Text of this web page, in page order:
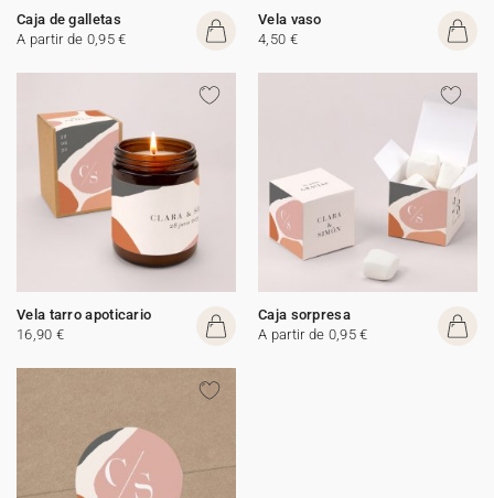
Caja de galletas
A partir de 0,95 €
Vela vaso
4,50 €
Vela tarro apoticario
16,90 €
Caja sorpresa
A partir de 0,95 €